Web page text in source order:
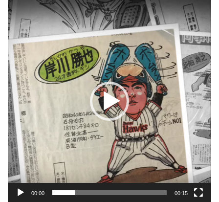
動
画
プ
レ
ー
ヤ
ー
00:00 00:15